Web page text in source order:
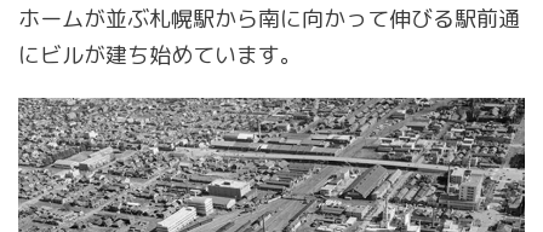
ホームが並ぶ札幌駅から南に向かって伸びる駅前通
にビルが建ち始めています。